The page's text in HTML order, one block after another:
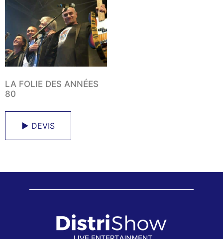
LA FOLIE DES ANNÉES
80
► DEVIS